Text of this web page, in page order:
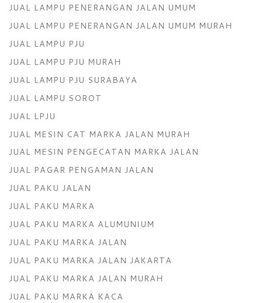
JUAL LAMPU PENERANGAN JALAN UMUM
JUAL LAMPU PENERANGAN JALAN UMUM MURAH
JUAL LAMPU PJU
JUAL LAMPU PJU MURAH
JUAL LAMPU PJU SURABAYA
JUAL LAMPU SOROT
JUAL LPJU
JUAL MESIN CAT MARKA JALAN MURAH
JUAL MESIN PENGECATAN MARKA JALAN
JUAL PAGAR PENGAMAN JALAN
JUAL PAKU JALAN
JUAL PAKU MARKA
JUAL PAKU MARKA ALUMUNIUM
JUAL PAKU MARKA JALAN
JUAL PAKU MARKA JALAN JAKARTA
JUAL PAKU MARKA JALAN MURAH
JUAL PAKU MARKA KACA